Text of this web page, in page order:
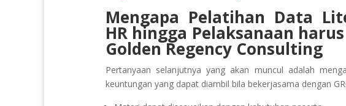
Mengapa Pelatihan Data
HR hingga Pelaksanaan
Golden Regency Consulting
Pertanyaan selanjutnya yang akan muncul adalah
keuntungan yang dapat diambil bila bekerjasama dengan